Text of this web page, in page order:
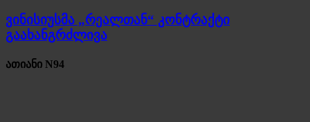
ვინისიუსმა „რეალთან“ კონტრაქტი
გაახანგრძლივა
ათიანი N94